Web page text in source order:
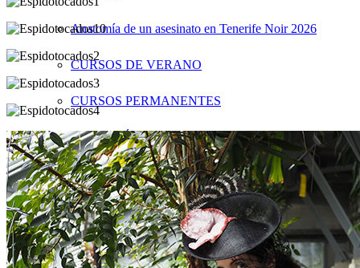
Anatomía de un asesinato en Tenerife Noir 2026
CURSOS DE VERANO
CURSOS PERMANENTES
PERSONAJE PÚBLICO
CLUB DE LECTURA VIAJES AZUL MARINO
2024
IMAGEN EN CAMPAÑAS PUBLICITARIAS